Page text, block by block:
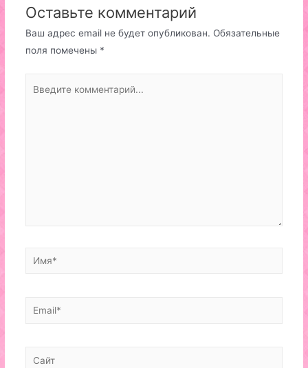
Оставьте комментарий
Ваш адрес email не будет опубликован. Обязательные
поля помечены *
комментарий...
Имя*
Email*
Сайт